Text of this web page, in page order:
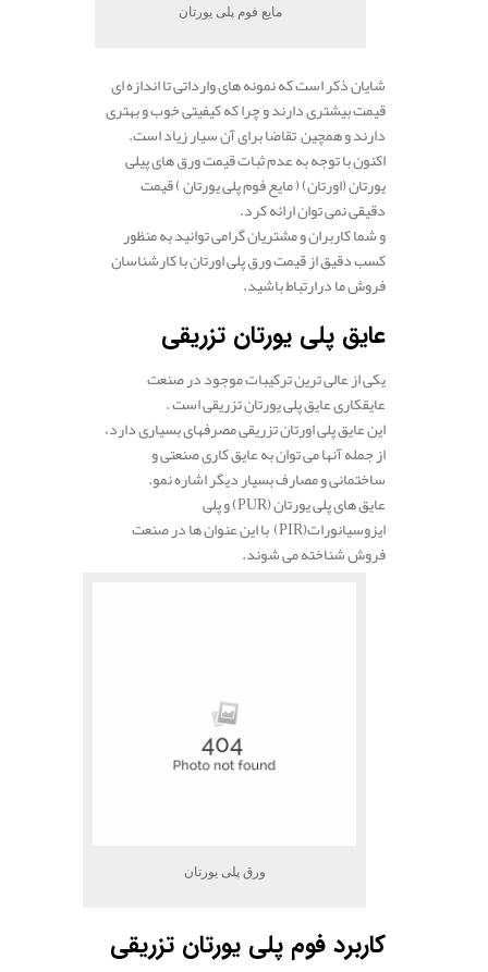
مایع فوم پلی یورتان
شایان ذکر است که نمونه های وارداتی تا اندازه ای
قیمت بیشتری دارند و چرا که کیفیتی خوب و بهتری
دارند و همچین تقاضا برای آن سیار زیاد است.
اکنون با توجه به عدم ثبات قیمت ورق های پیلی
یورتان (اورتان) ( مایع فوم پلی یورتان ) قیمت
دقیقی نمی توان ارائه کرد.
و شما کاربران و مشتریان گرامی توانید به منظور
کسب دقیق از قیمت ورق پلی اورتان با کارشناسان
فروش ما درارتباط باشید.
عایق پلی یورتان تزریقی
یکی از عالی ترین ترکیبات موجود در صنعت
عایقکاری عایق پلی یورتان تزریقی است .
این عایق پلی اورتان تزریقی مصرفهای بسیاری دارد،
از جمله آنها می توان به عایق کاری صنعتی و
ساختمانی و مصارف بسیار دیگر اشاره نمو.
عایق های پلی یورتان (PUR) و پلی
ایزوسیانورات(PIR) با این عنوان ها در صنعت
فروش شناخته می شوند.
ورق پلی یورتان
کاربرد فوم پلی یورتان تزریقی